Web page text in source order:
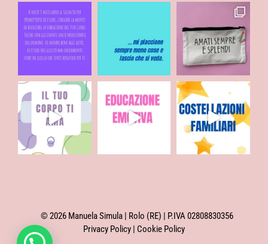
© 2026 Manuela Simula | Rolo (RE) | P.IVA 02808830356
Privacy Policy
Cookie Policy
Elemento aggiunto al carrello.